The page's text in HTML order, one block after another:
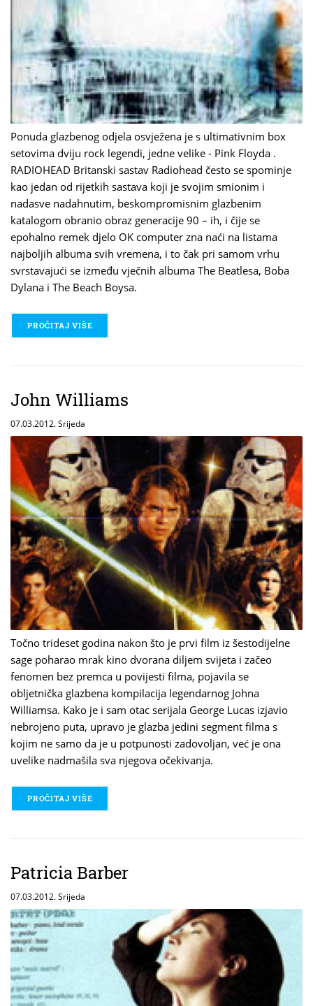
Ponuda glazbenog odjela osvježena je s ultimativnim box
setovima dviju rock legendi, jedne velike - Pink Floyda .
RADIOHEAD Britanski sastav Radiohead često se spominje
kao jedan od rijetkih sastava koji je svojim smionim i
nadasve nadahnutim, beskompromisnim glazbenim
katalogom obranio obraz generacije 90 – ih, i čije se
epohalno remek djelo OK computer zna naći na listama
najboljih albuma svih vremena, i to čak pri samom vrhu
svrstavajući se između vječnih albuma The Beatlesa, Boba
Dylana i The Beach Boysa.
PROČITAJ VIŠE
John Williams
07.03.2012. Srijeda
Točno trideset godina nakon što je prvi film iz šestodijelne
sage poharao mrak kino dvorana diljem svijeta i začeo
fenomen bez premca u povijesti filma, pojavila se
obljetnička glazbena kompilacija legendarnog Johna
Williamsa. Kako je i sam otac serijala George Lucas izjavio
nebrojeno puta, upravo je glazba jedini segment filma s
kojim ne samo da je u potpunosti zadovoljan, već je ona
uvelike nadmašila sva njegova očekivanja.
PROČITAJ VIŠE
Patricia Barber
07.03.2012. Srijeda